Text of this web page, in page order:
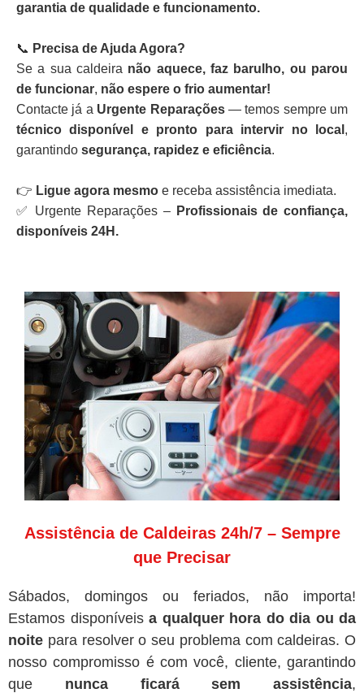
garantia de qualidade e funcionamento.
📞 Precisa de Ajuda Agora?
Se a sua caldeira não aquece, faz barulho, ou parou
de funcionar, não espere o frio aumentar!
Contacte já a Urgente Reparações— temos sempre um
técnico disponível e pronto para intervir no local ,
garantindo segurança, rapidez e eficiência.
👉 Ligue agora mesmo e receba assistência imediata.
✅ Urgente Reparações – Profissionais de confiança,
disponíveis 24H.
Assistência de Caldeiras 24h/7 – Sempre
que Precisar
Sábados, domingos ou feriados, não importa!
Estamos disponíveis a qualquer hora do dia ou da
noite para resolver o seu problema com caldeiras. O
nosso compromisso é com você, cliente, garantindo
que nunca ficará sem assistência,